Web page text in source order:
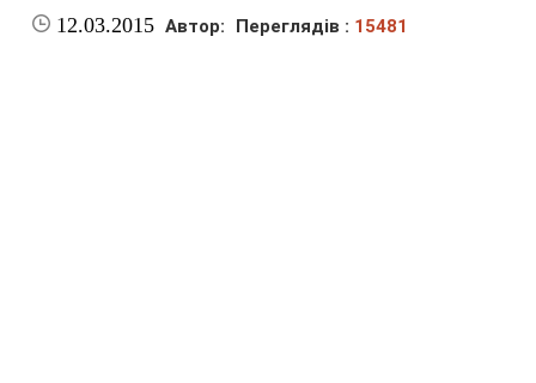
12.03.2015 Автор: Переглядів : 15481